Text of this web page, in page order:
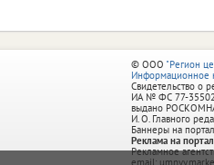
© ООО "Регион
Информационное
Свидетельство о
ИА № ФС 77‑35502
выдано
И. О. Главного
Баннеры на
Реклама на
Рекламное
email: